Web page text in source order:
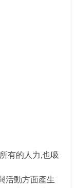
有的人力,也吸
活動方面產生